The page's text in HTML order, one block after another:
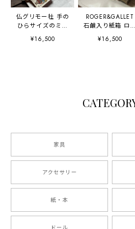
仏グリモー社 手の
ひらサイズのミニ
トランプ B.P.
GRIMAUD
¥16,500
ROGER&GALLET
石鹸入り紙箱 ロジ
ェガレ
¥16,500
家具
アクセサリー
紙・本